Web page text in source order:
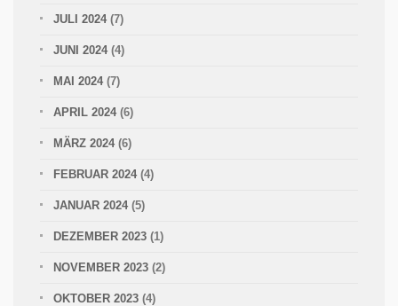
JULI 2024 (7)
JUNI 2024 (4)
MAI 2024 (7)
APRIL 2024 (6)
MÄRZ 2024 (6)
FEBRUAR 2024 (4)
JANUAR 2024 (5)
DEZEMBER 2023 (1)
NOVEMBER 2023 (2)
OKTOBER 2023 (4)